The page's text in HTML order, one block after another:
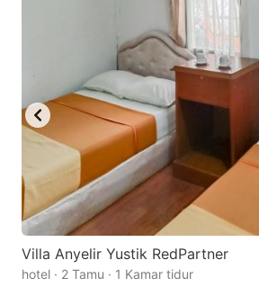
Villa Anyelir Yustik RedPartner
hotel · 2 Tamu · 1 Kamar tidur